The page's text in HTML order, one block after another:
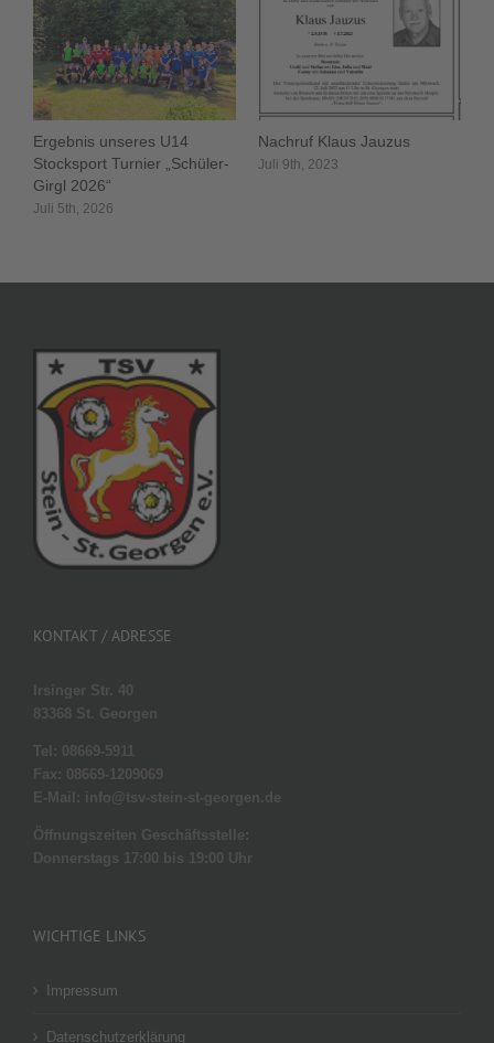
Ergebnis unseres U14
Stocksport Turnier „Schüler-
Girgl 2026“
Juli 5th, 2026
Nachruf Klaus Jauzus
Juli 9th, 2023
KONTAKT / ADRESSE
Irsinger Str. 40
83368 St. Georgen
Tel: 08669-5911
Fax: 08669-1209069
E-Mail: info@tsv-stein-st-georgen.de
Öffnungszeiten Geschäftsstelle:
Donnerstags 17:00 bis 19:00 Uhr
WICHTIGE LINKS
Impressum
Datenschutzerklärung